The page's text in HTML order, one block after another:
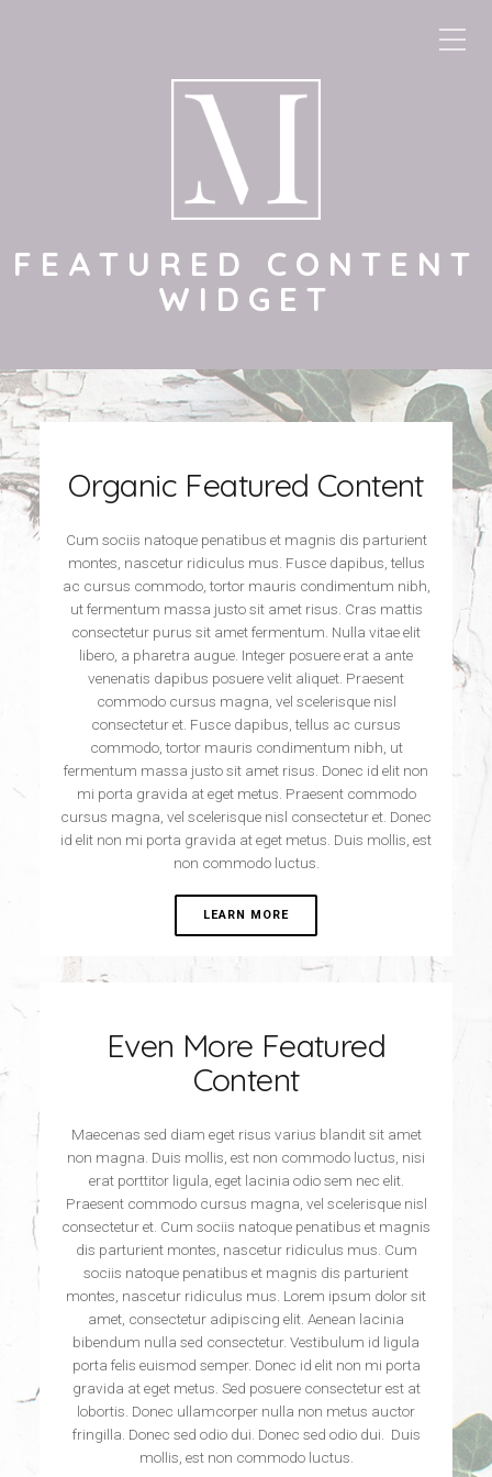
FEATURED CONTENT
WIDGET
Organic Featured Content
Cum sociis natoque penatibus et magnis dis parturient
montes, nascetur ridiculus mus. Fusce dapibus, tellus
ac cursus commodo, tortor mauris condimentum nibh,
ut fermentum massa justo sit amet risus. Cras mattis
consectetur purus sit amet fermentum. Nulla vitae elit
libero, a pharetra augue. Integer posuere erat a ante
venenatis dapibus posuere velit aliquet. Praesent
commodo cursus magna, vel scelerisque nisl
consectetur et. Fusce dapibus, tellus ac cursus
commodo, tortor mauris condimentum nibh, ut
fermentum massa justo sit amet risus. Donec id elit non
mi porta gravida at eget metus. Praesent commodo
cursus magna, vel scelerisque nisl consectetur et. Donec
id elit non mi porta gravida at eget metus. Duis mollis, est
non commodo luctus.
LEARN MORE
Even More Featured
Content
Maecenas sed diam eget risus varius blandit sit amet
non magna. Duis mollis, est non commodo luctus, nisi
erat porttitor ligula, eget lacinia odio sem nec elit.
Praesent commodo cursus magna, vel scelerisque nisl
consectetur et. Cum sociis natoque penatibus et magnis
dis parturient montes, nascetur ridiculus mus. Cum
sociis natoque penatibus et magnis dis parturient
montes, nascetur ridiculus mus. Lorem ipsum dolor sit
amet, consectetur adipiscing elit. Aenean lacinia
bibendum nulla sed consectetur. Vestibulum id ligula
porta felis euismod semper. Donec id elit non mi porta
gravida at eget metus. Sed posuere consectetur est at
lobortis. Donec ullamcorper nulla non metus auctor
fringilla. Donec sed odio dui. Donec sed odio dui. Duis
mollis, est non commodo luctus.